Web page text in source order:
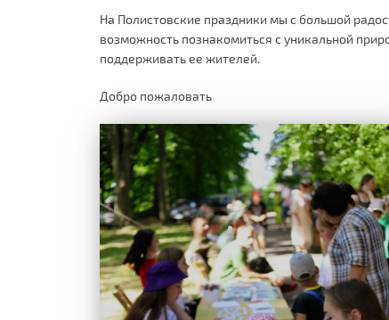
На Полистовские праздники мы с большой
возможность познакомиться с уникальной
поддерживать ее жителей.
Добро пожаловать